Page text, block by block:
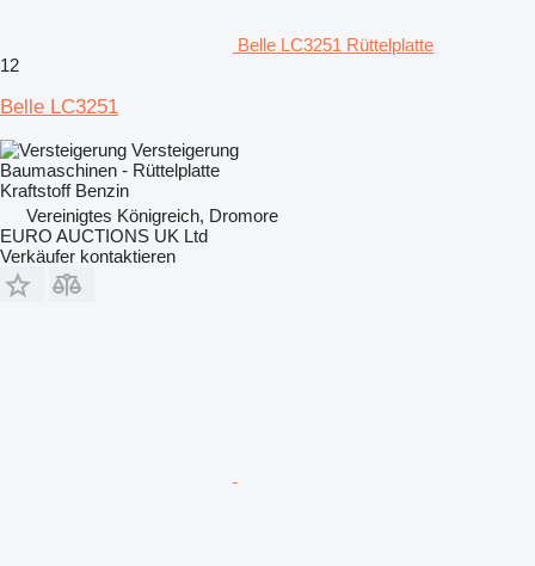
Belle LC3251 Rüttelplatte
12
Belle LC3251
Versteigerung
Baumaschinen - Rüttelplatte
Kraftstoff Benzin
Vereinigtes Königreich, Dromore
EURO AUCTIONS UK Ltd
Verkäufer kontaktieren